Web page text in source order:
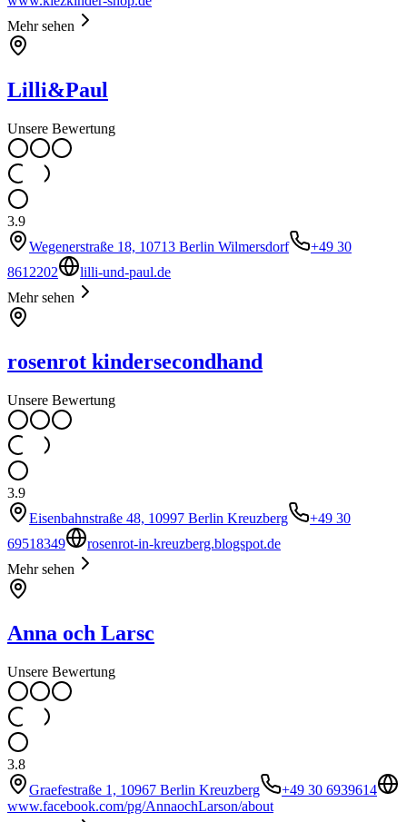
Mehr sehen
Lilli&Paul
Unsere Bewertung
3.9
Wegenerstraße 18, 10713 Berlin Wilmersdorf
+49 30
8612202
lilli-und-paul.de
Mehr sehen
rosenrot kindersecondhand
Unsere Bewertung
3.9
Eisenbahnstraße 48, 10997 Berlin Kreuzberg
+49 30
69518349
rosenrot-in-kreuzberg.blogspot.de
Mehr sehen
Anna och Larsc
Unsere Bewertung
3.8
Graefestraße 1, 10967 Berlin Kreuzberg
+49 30 6939614
www.facebook.com/pg/AnnaochLarson/about